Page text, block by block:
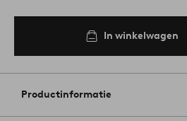
In winkelwagen
Productinformatie